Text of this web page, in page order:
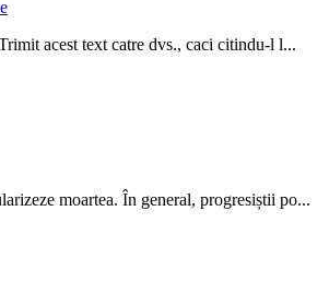
acest text catre dvs., caci citindu-l l...
moartea. În general, progresiștii po...